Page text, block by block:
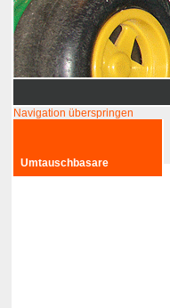
Navigation überspringen
Umtauschbasare